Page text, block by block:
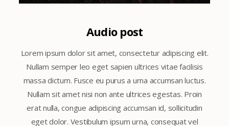
Audio post
Lorem ipsum dolor sit amet, consectetur adipiscing elit.
Nullam semper leo eget sapien ultrices vitae facilisis
massa dictum. Fusce eu purus a urna accumsan luctus.
Nullam sit amet nisi non ante ultrices egestas. Proin
erat nulla, congue adipiscing accumsan id, sollicitudin
eget dolor. Vestibulum ipsum urna, consequat vel